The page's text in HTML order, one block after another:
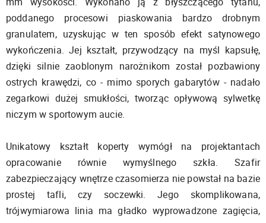
poddanego procesowi piaskowania bardzo drobnym
granulatem, uzyskując w ten sposób efekt satynowego
wykończenia. Jej kształt, przywodzący na myśl kapsułę,
dzięki silnie zaoblonym narożnikom został pozbawiony
ostrych krawędzi, co - mimo sporych gabarytów - nadało
zegarkowi dużej smukłości, tworząc opływową sylwetkę
niczym w sportowym aucie.
Unikatowy kształt koperty wymógł na projektantach
opracowanie równie wymyślnego szkła. Szafir
zabezpieczający wnętrze czasomierza nie powstał na bazie
prostej tafli, czy soczewki. Jego skomplikowana,
trójwymiarowa linia ma gładko wyprowadzone zagięcia,